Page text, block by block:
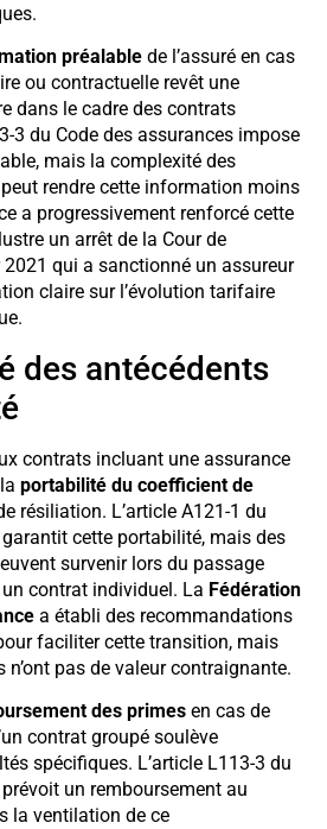
préalable de l’assuré en cas
ou contractuelle revêt une
dans le cadre des contrats
3 du Code des assurances impose
mais la complexité des
rendre cette information moins
a progressivement renforcé cette
un arrêt de la Cour de
qui a sanctionné un assureur
claire sur l’évolution tarifaire
des antécédents
contrats incluant une assurance
portabilité du coefficient de
résiliation. L’article A121-1 du
cette portabilité, mais des
survenir lors du passage
contrat individuel. La Fédération
a établi des recommandations
faciliter cette transition, mais
pas de valeur contraignante.
des primes en cas de
contrat groupé soulève
spécifiques. L’article L113-3 du
un remboursement au
la ventilation de ce